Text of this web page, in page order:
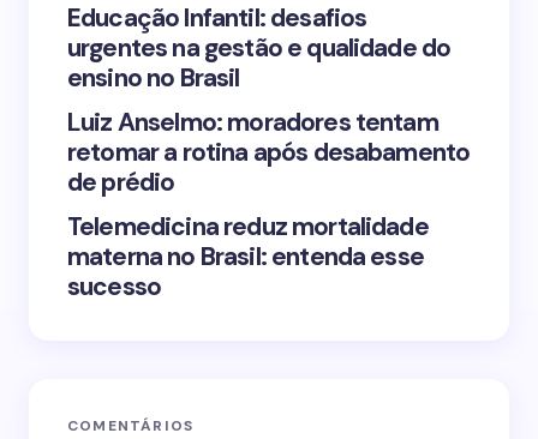
Submit Comment
Educação Infantil: desafios
urgentes na gestão e qualidade do
ensino no Brasil
Luiz Anselmo: moradores tentam
retomar a rotina após desabamento
de prédio
Telemedicina reduz mortalidade
materna no Brasil: entenda esse
sucesso
COMENTÁRIOS